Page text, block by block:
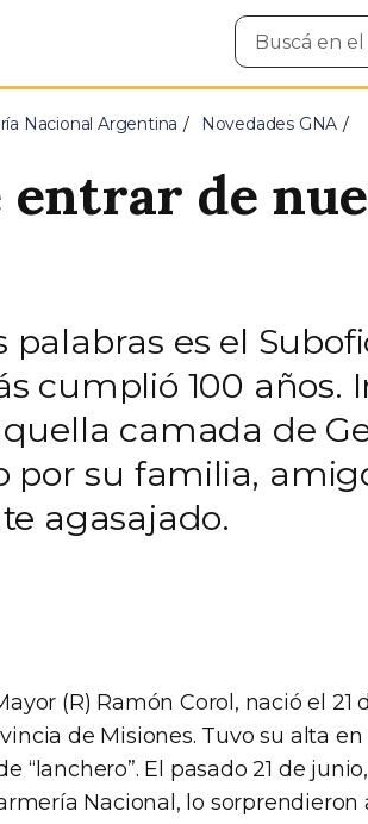
Buscar
en
Nacional Argentina Novedades GNA
entrar de
es el
cumplió 100 años.
camada de
por su familia,
agasajado.
(R) Ramón Corol, nació el
de Misiones. Tuvo su alta
“lanchero”. El pasado 21 de
Nacional, lo sorprendieron